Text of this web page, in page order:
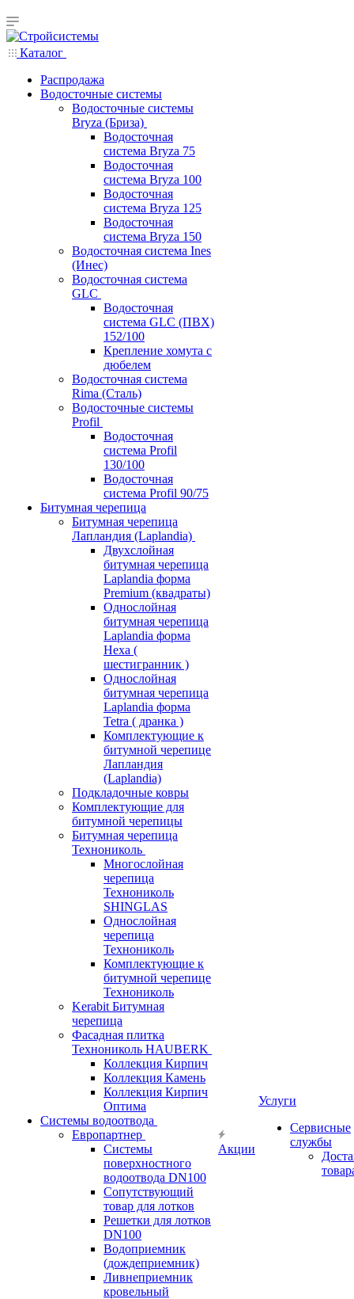
Каталог
Распродажа
Водосточные системы
Водосточные системы
Bryza (Бриза)
Водосточная
система Bryza 75
Водосточная
система Bryza 100
Водосточная
система Bryza 125
Водосточная
система Bryza 150
Водосточная система Ines
(Инес)
Водосточная система
GLC
Водосточная
система GLC (ПВХ)
152/100
Крепление хомута с
дюбелем
Водосточная система
Rima (Сталь)
Водосточные системы
Profil
Водосточная
система Profil
130/100
Водосточная
система Profil 90/75
Битумная черепица
Битумная черепица
Лапландия (Laplandia)
Двухслойная
битумная черепица
Laplandia форма
Premium (квадраты)
Однослойная
битумная черепица
Laplandia форма
Hexa (
шестигранник )
Однослойная
битумная черепица
Laplandia форма
Tetra ( дранка )
Комплектующие к
битумной черепице
Лапландия
(Laplandia)
Подкладочные ковры
Комплектующие для
битумной черепицы
Битумная черепица
Технониколь
Многослойная
черепица
Технониколь
SHINGLAS
Однослойная
черепица
Технониколь
Комплектующие к
битумной черепице
Технониколь
Kerabit Битумная
черепица
Фасадная плитка
Технониколь HAUBERK
Кол​лекция Кирпич
Кол​лекция Камень
Коллекция Кирпич
Оптима
Системы водоотвода
Европартнер
Системы
поверхностного
водоотвода DN100
Сопутствующий
товар для лотков
Решетки для лотков
DN100
Водоприемник
(дождеприемник)
Ливнеприемник
кровельный
Акции
Услуги
Сервисные
службы